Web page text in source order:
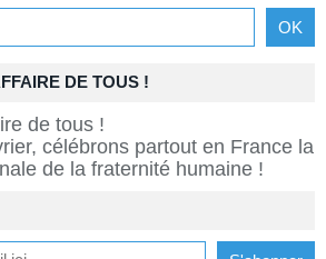
DE TOUS !
célébrons partout en France la
de la fraternité humaine !